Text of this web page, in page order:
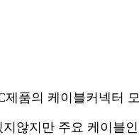
제품의 케이블커넥터
않지만 주요 케이블인